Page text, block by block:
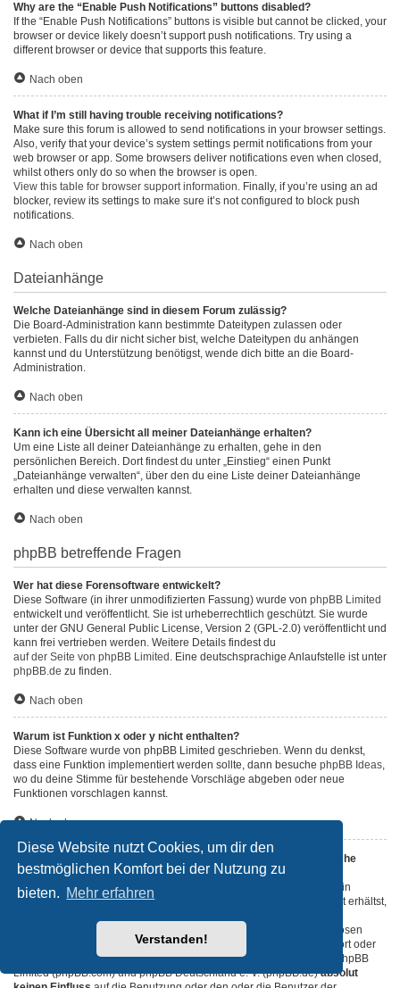
Diese Website nutzt Cookies, um dir den
bestmöglichen Komfort bei der Nutzung zu
bieten. Mehr erfahren
Verstanden!
Why are the “Enable Push Notifications” buttons disabled?
If the “Enable Push Notifications” buttons is visible but cannot be clicked, your
browser or device likely doesn’t support push notifications. Try using a
different browser or device that supports this feature.
Nach oben
What if I’m still having trouble receiving notifications?
Make sure this forum is allowed to send notifications in your browser settings.
Also, verify that your device’s system settings permit notifications from your
web browser or app. Some browsers deliver notifications even when closed,
whilst others only do so when the browser is open.
View this table for browser support information. Finally, if you’re using an ad
blocker, review its settings to make sure it’s not configured to block push
notifications.
Nach oben
Dateianhänge
Welche Dateianhänge sind in diesem Forum zulässig?
Die Board-Administration kann bestimmte Dateitypen zulassen oder
verbieten. Falls du dir nicht sicher bist, welche Dateitypen du anhängen
kannst und du Unterstützung benötigst, wende dich bitte an die Board-
Administration.
Nach oben
Kann ich eine Übersicht all meiner Dateianhänge erhalten?
Um eine Liste all deiner Dateianhänge zu erhalten, gehe in den
persönlichen Bereich. Dort findest du unter „Einstieg“ einen Punkt
„Dateianhänge verwalten“, über den du eine Liste deiner Dateianhänge
erhalten und diese verwalten kannst.
Nach oben
phpBB betreffende Fragen
Wer hat diese Forensoftware entwickelt?
Diese Software (in ihrer unmodifizierten Fassung) wurde von phpBB Limited
entwickelt und veröffentlicht. Sie ist urheberrechtlich geschützt. Sie wurde
unter der GNU General Public License, Version 2 (GPL-2.0) veröffentlicht und
kann frei vertrieben werden. Weitere Details findest du
auf der Seite von phpBB Limited . Eine deutschsprachige Anlaufstelle ist unter
phpBB.de zu finden.
Nach oben
Warum ist Funktion x oder y nicht enthalten?
Diese Software wurde von phpBB Limited geschrieben. Wenn du denkst,
dass eine Funktion implementiert werden sollte, dann besuche phpBB Ideas,
wo du deine Stimme für bestehende Vorschläge abgeben oder neue
Funktionen vorschlagen kannst.
Nach oben
An wen soll ich mich wenden, falls es Beschwerden oder juristische
Anfragen zu diesem Forum gibt?
Jeder Administrator, der auf der „Das Team“-Seite aufgeführt ist, ist ein
geeigneter Kontakt für deine Beschwerde. Wenn du so keine Antwort erhältst,
durch) oder — falls diese Seite bei einem kostenlosen
Webhoster wie z. B. Yahoo!, free.fr, funpic.de usw. liegt — den Support oder
den Abuse-Kontakt des betreffenden Dienstes. Bitte beachte, dass phpBB
Limited (phpBB.com) und phpBB Deutschland e. V. (phpBB.de)absolut